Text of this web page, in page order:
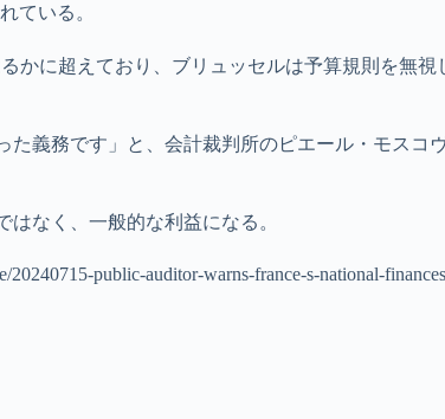
ている。
かに超えており、ブリュッセルは予算規則を無
た義務です」と、会計裁判所のピエール・モスコ
はなく、一般的な利益になる。
20240715-public-auditor-warns-france-s-national-